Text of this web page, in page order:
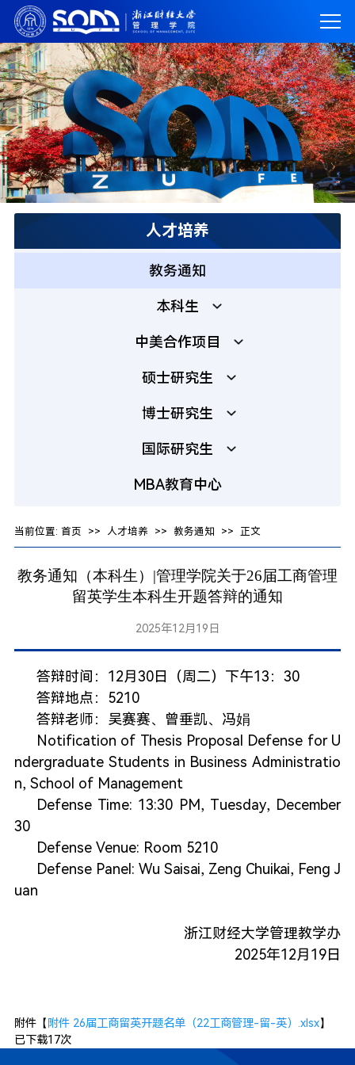
人才培养
教务通知
本科生
中美合作项目
硕士研究生
博士研究生
国际研究生
MBA教育中心
当前位置: 首页 >> 人才培养 >> 教务通知 >> 正文
教务通知（本科生）|管理学院关于26届工商管理
留英学生本科生开题答辩的通知
2025年12月19日
答辩时间：12月30日（周二）下午13：30
答辩地点：5210
答辩老师：吴赛赛、曾垂凯、冯娟
Notification of Thesis Proposal Defense for U
ndergraduate Students in Business Administratio
n, School of Management
Defense Time: 13:30 PM, Tuesday, December
30
Defense Venue: Room 5210
Defense Panel: Wu Saisai, Zeng Chuikai, Feng J
uan
浙江财经大学管理教学办
2025年12月19日
附件【 附件 26届工商留英开题名单（22工商管理-留-英）.xlsx】
已下载17次